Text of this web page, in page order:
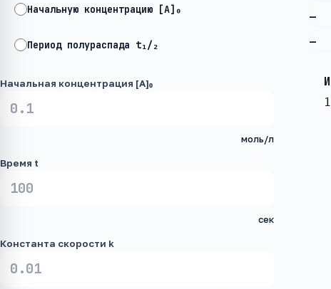
Начальную концентрацию [A]₀
Период полураспада t₁/₂
Начальная концентрация [A]₀
моль/л
Время t
сек
Константа скорости k
—
—